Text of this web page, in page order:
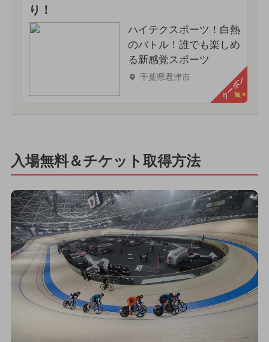
り！
ハイテクスポーツ！白熱
のバトル！誰でも楽しめ
る新感覚スポーツ
千葉県君津市 クーポン
入場無料＆チケット取得方法